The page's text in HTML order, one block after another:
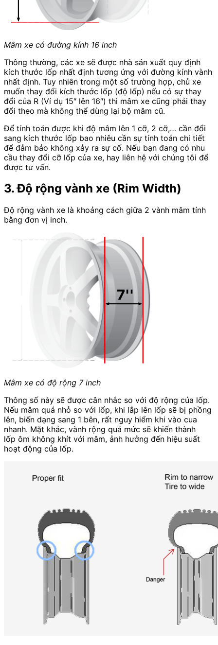
Mâm xe có đường kính 16 inch
Thông thường, các xe sẽ được nhà sản xuất quy định
kích thước lốp nhất định tương ứng với đường kính vành
nhất định. Tuy nhiên trong một số trường hợp, chủ xe
muốn thay đổi kích thước lốp (độ lốp) nếu có sự thay
đổi của R (Ví dụ 15″ lên 16″) thì mâm xe cũng phải thay
đổi theo mà không thể dùng lại bộ mâm cũ.
Để tính toán được khi độ mâm lên 1 cỡ, 2 cỡ,… cần đổi
sang kích thước lốp bao nhiêu cần sự tính toán chi tiết
để đảm bảo không xảy ra sự cố. Nếu bạn đang có nhu
cầu thay đổi cỡ lốp của xe, hay liên hệ với chúng tôi để
được tư vấn.
3. Độ rộng vành xe (Rim Width)
Độ rộng vành xe là khoảng cách giữa 2 vành mâm tính
bằng đơn vị inch.
Mâm xe có độ rộng 7 inch
Thông số này sẽ được cân nhắc so với độ rộng của lốp.
Nếu mâm quá nhỏ so với lốp, khi lắp lên lốp sẽ bị phồng
lên, biến dạng sang 1 bên, rất nguy hiểm khi vào cua
nhanh. Mặt khác, vành rộng quá mức sẽ khiến thành
lốp ôm không khít với mâm, ảnh hưởng đến hiệu suất
hoạt động của lốp.